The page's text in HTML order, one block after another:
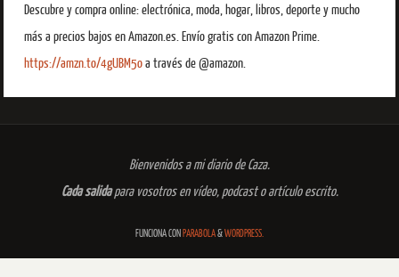
Descubre y compra online: electrónica, moda, hogar, libros, deporte y mucho
más a precios bajos en Amazon.es. Envío gratis con Amazon Prime.
https://amzn.to/4gUBM5oa través de @amazon.
Bienvenidos a mi diario de Caza.
Cada salidapara vosotros en vídeo, podcast o artículo escrito.
FUNCIONA CON PARABOLA&WORDPRESS.